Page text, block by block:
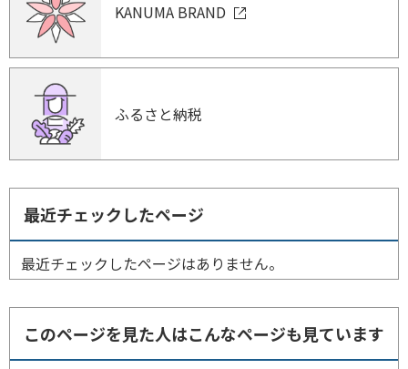
KANUMA BRAND
ふるさと納税
最近チェックしたページ
最近チェックしたページはありません。
このページを見た人はこんなページも見ています